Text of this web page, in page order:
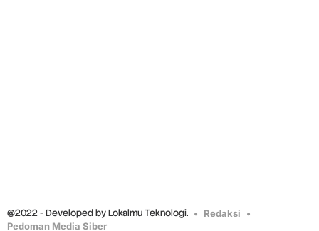
@2022 - Developed by Lokalmu Teknologi.
Redaksi
Pedoman Media Siber